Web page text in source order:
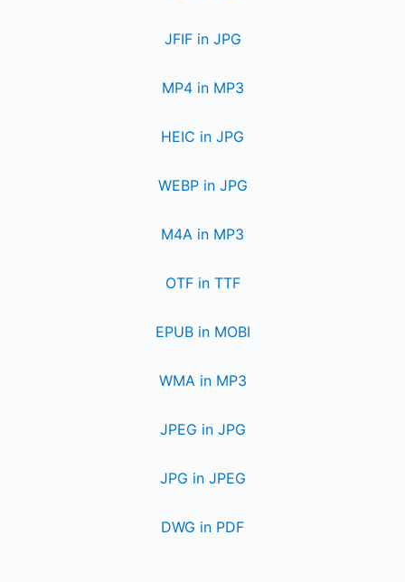
JFIF in JPG
MP4 in MP3
HEIC in JPG
WEBP in JPG
M4A in MP3
OTF in TTF
EPUB in MOBI
WMA in MP3
JPEG in JPG
JPG in JPEG
DWG in PDF